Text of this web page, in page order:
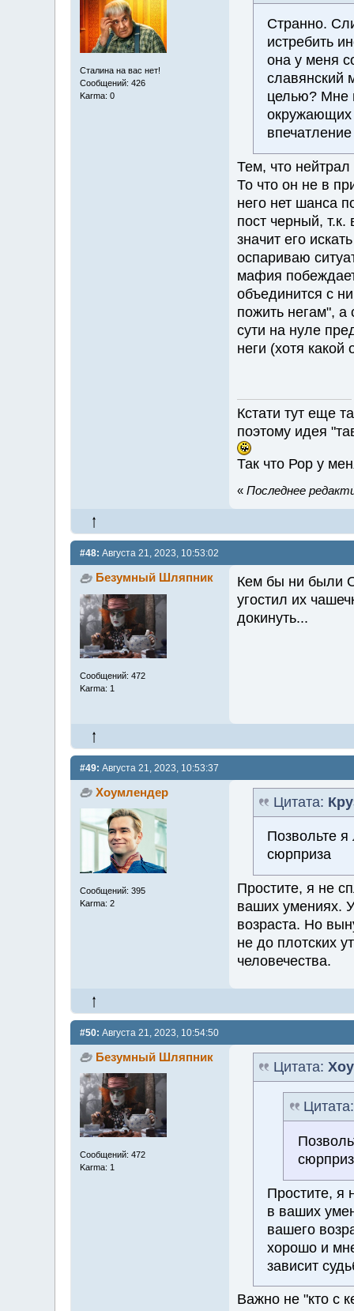
Сталина на вас нет!
Сообщений: 426
Karma: 0
Странно.
истребить
она у меня
славянский
целью? Мне
окружающих
Тем, что нейтрал
То что он не в
него нет шанса
пост черный, т.к.
значит его
оспариваю
мафия
объединится с
пожить негам",
сути на нуле
неги (хотя
Кстати тут еще
поэтому идея
Так что Рор у
« Последнее
#48: Августа 21, 2023, 10:53:02
Безумный Шляпник
Сообщений: 472
Karma: 1
Кем бы ни были
угостил их
докинуть...
#49: Августа 21, 2023, 10:53:37
Хоумлендер
Сообщений: 395
Karma: 2
Цитата:
Позвольте
сюрприза
Простите, я не
ваших умениях.
возраста. Но
не до плотских
человечества.
#50: Августа 21, 2023, 10:54:50
Безумный Шляпник
Сообщений: 472
Karma: 1
Цитата:
Простите, я
в ваших
вашего
хорошо и
зависит
Важно не "кто с